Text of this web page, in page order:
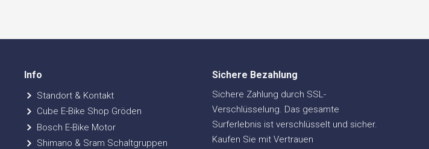
Info
Standort & Kontakt
Cube E-Bike Shop Gröden
Bosch E-Bike Motor
Shimano & Sram Schaltgruppen
Sichere Bezahlung
Sichere Zahlung durch SSL-
Verschlüsselung. Das gesamte
Surferlebnis ist verschlüsselt und sicher.
Kaufen Sie mit Vertrauen